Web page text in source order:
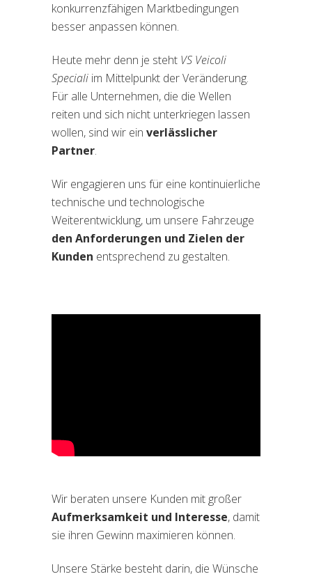
konkurrenzfähigen Marktbedingungen
besser anpassen können.
Heute mehr denn je steht VS Veicoli
Speciali im Mittelpunkt der Veränderung.
Für alle Unternehmen, die die Wellen
reiten und sich nicht unterkriegen lassen
wollen, sind wir ein verlässlicher
Partner.
Wir engagieren uns für eine kontinuierliche
technische und technologische
Weiterentwicklung, um unsere Fahrzeuge
den Anforderungen und Zielen der
Kunden entsprechend zu gestalten.
Wir beraten unsere Kunden mit großer
Aufmerksamkeit und Interesse, damit
sie ihren Gewinn maximieren können.
Unsere Stärke besteht darin, die Wünsche